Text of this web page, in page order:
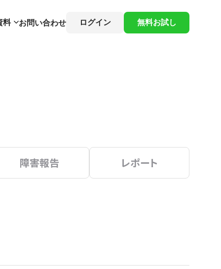
料 お問い合わせ ログイン 無料お試し
障害報告 レポート